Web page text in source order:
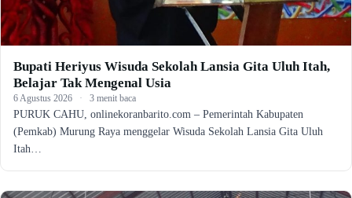
Bupati Heriyus Wisuda Sekolah Lansia Gita Uluh Itah,
Belajar Tak Mengenal Usia
6 Agustus 2026 · 3 menit baca
PURUK CAHU, onlinekoranbarito.com – Pemerintah Kabupaten
(Pemkab) Murung Raya menggelar Wisuda Sekolah Lansia Gita Uluh
Itah…